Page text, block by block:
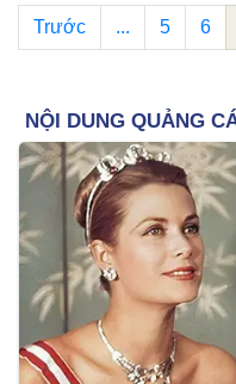
Trước ... 5 6